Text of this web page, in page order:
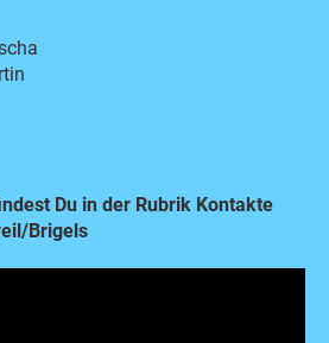
Du in der Rubrik Kontakte
Brigels